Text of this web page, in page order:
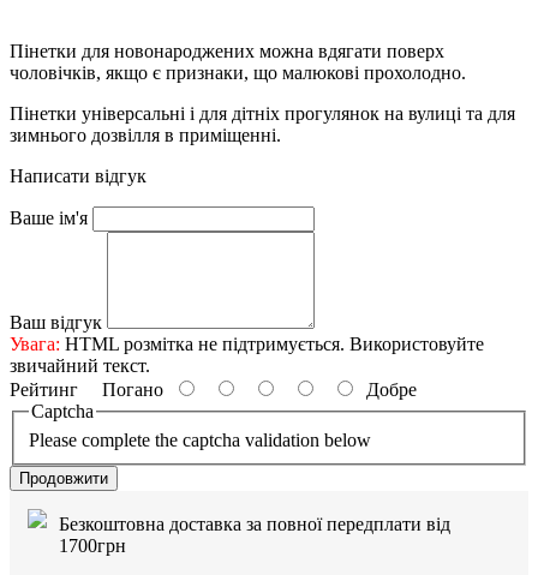
Пінетки для новонароджених можна вдягати поверх
чоловічків, якщо є признаки, що малюкові прохолодно.
Пінетки універсальні і для дітніх прогулянок на вулиці та для
зимнього дозвілля в приміщенні.
Написати відгук
Ваше ім'я
Ваш відгук
Увага: HTML розмітка не підтримується. Використовуйте
звичайний текст.
Рейтинг Погано
Добре
Captcha
Please complete the captcha validation below
Продовжити
Безкоштовна доставка за повної передплати від
1700грн